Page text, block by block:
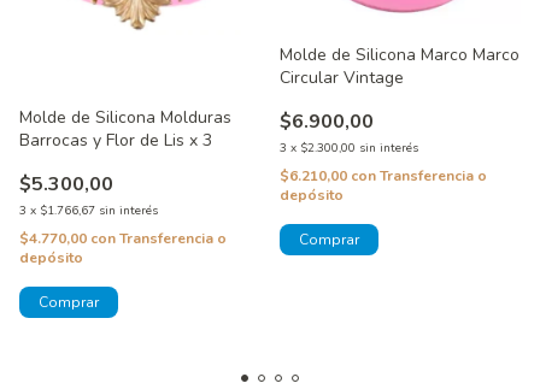
Molde de Silicona Molduras
Barrocas y Flor de Lis x 3
$5.300,00
3 x $1.766,67 sin interés
$4.770,00 conTransferencia o
depósito
Molde de Silicona Marco Marco
Circular Vintage
$6.900,00
3 x $2.300,00 sin interés
$6.210,00 conTransferencia o
depósito